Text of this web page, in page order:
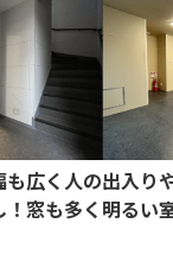
も広く人の出入り
！窓も多く明るい